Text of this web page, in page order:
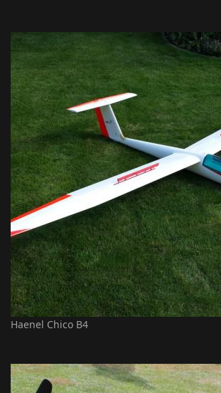
Haenel Chico B4